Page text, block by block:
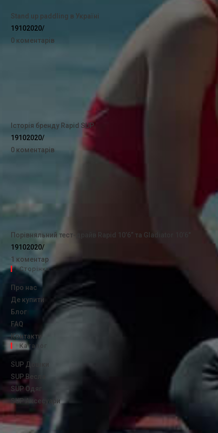
Stand up paddling в Україні
19102020/
0 коментарів
Історія бренду Rapid SUP
19102020/
0 коментарів
Порівняльний тест-драйв Rapid 10’6” та Gladiator 10’6″
19102020/
1 коментар
Сторінки
Про нас
Де купити
Блог
FAQ
Контакти
Каталог
SUP Дошки
SUP Весла
SUP Одяг
SUP Аксесуари